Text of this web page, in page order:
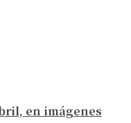
en imágenes